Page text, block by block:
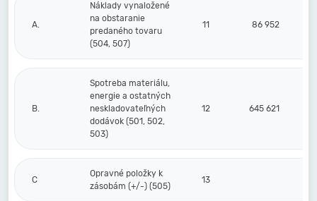
A.
Náklady vynaložené
na obstaranie
predaného tovaru
(504, 507)
11 86 952
B.
Spotreba materiálu,
energie a ostatných
neskladovateľných
dodávok (501, 502,
503)
12 645 621
C
Opravné položky k
zásobám (+/-) (505)
13